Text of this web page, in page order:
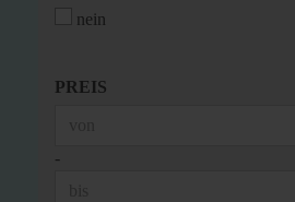
nein
PREIS
PREIS
-